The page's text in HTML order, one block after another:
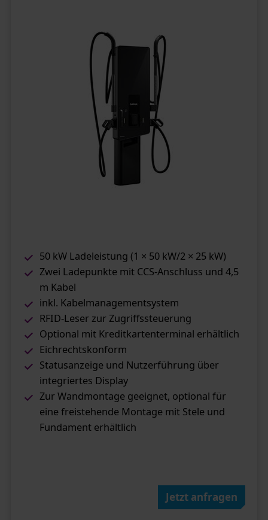
50 kW Ladeleistung (1 × 50 kW/2 × 25 kW)
Zwei Ladepunkte mit CCS-Anschluss und 4,5
m Kabel
inkl. Kabelmanagementsystem
RFID-Leser zur Zugriffssteuerung
Optional mit Kreditkartenterminal erhältlich
Eichrechtskonform
Statusanzeige und Nutzerführung über
integriertes Display
Zur Wandmontage geeignet, optional für
eine freistehende Montage mit Stele und
Fundament erhältlich
Jetzt anfragen